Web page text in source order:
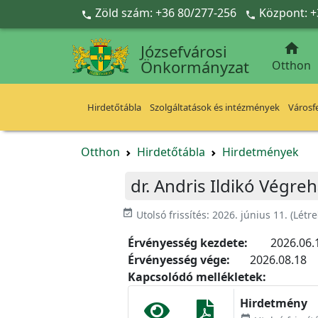
Ugrás a fő tartalomra
 Zöld szám: +36 80/277-256  Központ:
Józsefvárosi
Önkormányzat

Otthon
Hirdetőtábla Szolgáltatások és intézmények
Otthon Hirdetőtábla Hirdetmények
dr. Andris Ildikó
event_available Utolsó frissítés: 2026. június 11.
Érvényesség kezdete:
Érvényesség vége:
2026.08.18
Kapcsolódó mellékletek:
Hirdetmény